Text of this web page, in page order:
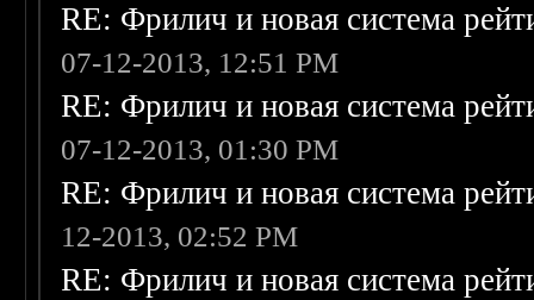
RE: Фрилич и новая система
07-12-2013, 12:51 PM
RE: Фрилич и новая система
07-12-2013, 01:30 PM
RE: Фрилич и новая система
12-2013, 02:52 PM
RE: Фрилич и новая система